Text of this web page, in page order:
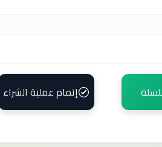
إتمام عملية الشراء